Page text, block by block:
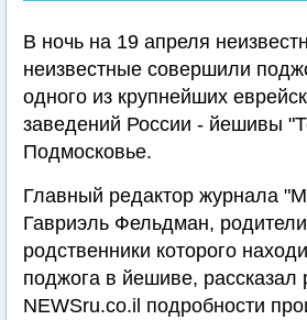
В ночь на 19 апреля
неизвестные совершили
одного из крупнейших
заведений России - йешивы
Подмосковье.
Главный редактор журнала
Гавриэль Фельдман,
родственники которого
поджога в йешиве, рассказал
NEWSru.co.il подробности